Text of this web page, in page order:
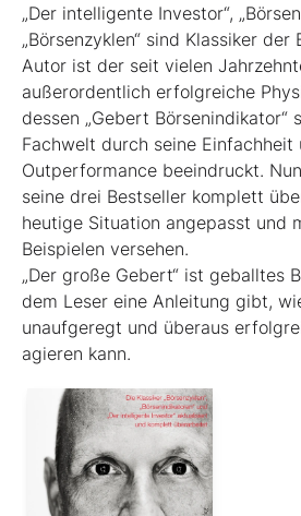
„Der intelligente Investor“,
„Börsenzyklen“ sind Klassiker
Autor ist der seit vielen
außerordentlich erfolgreiche
dessen „Gebert Börsenindikator“
Fachwelt durch seine Einfachheit
Outperformance beeindruckt.
seine drei Best­seller komplett
heutige ­Situation angepasst und
Beispielen ver­sehen.
„Der große Gebert“ ist geballtes
dem Leser eine Anleitung gibt,
unaufgeregt und überaus
agieren kann.